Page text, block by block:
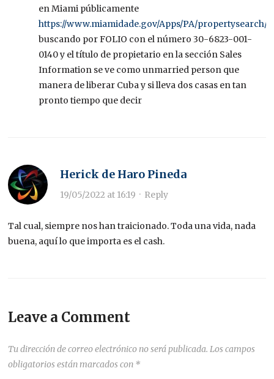
en Miami públicamente
https://www.miamidade.gov/Apps/PA/propertysearch/
buscando por FOLIO con el número 30-6823-001-
0140 y el título de propietario en la sección Sales
Information se ve como unmarried person que
manera de liberar Cuba y si lleva dos casas en tan
pronto tiempo que decir
Herick de Haro Pineda
19/05/2022 at 16:19 · Reply
Tal cual, siempre nos han traicionado. Toda una vida, nada
buena, aquí lo que importa es el cash.
Leave a Comment
Tu dirección de correo electrónico no será publicada. Los campos
obligatorios están marcados con *